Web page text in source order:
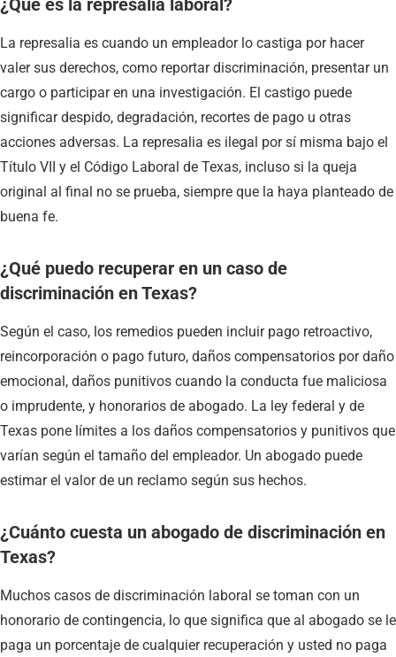
¿Qué es la represalia laboral?
La represalia es cuando un empleador lo castiga por hacer
valer sus derechos, como reportar discriminación, presentar un
cargo o participar en una investigación. El castigo puede
significar despido, degradación, recortes de pago u otras
acciones adversas. La represalia es ilegal por sí misma bajo el
Título VII y el Código Laboral de Texas, incluso si la queja
original al final no se prueba, siempre que la haya planteado de
buena fe.
¿Qué puedo recuperar en un caso de
discriminación en Texas?
Según el caso, los remedios pueden incluir pago retroactivo,
reincorporación o pago futuro, daños compensatorios por daño
emocional, daños punitivos cuando la conducta fue maliciosa
o imprudente, y honorarios de abogado. La ley federal y de
Texas pone límites a los daños compensatorios y punitivos que
varían según el tamaño del empleador. Un abogado puede
estimar el valor de un reclamo según sus hechos.
¿Cuánto cuesta un abogado de discriminación en
Texas?
Muchos casos de discriminación laboral se toman con un
honorario de contingencia, lo que significa que al abogado se le
paga un porcentaje de cualquier recuperación y usted no paga